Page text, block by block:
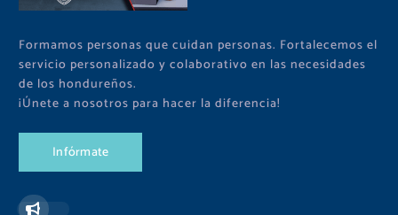
Formamos personas que cuidan personas. Fortalecemos el
servicio personalizado y colaborativo en las necesidades
de los hondureños.
¡Únete a nosotros para hacer la diferencia!
Infórmate